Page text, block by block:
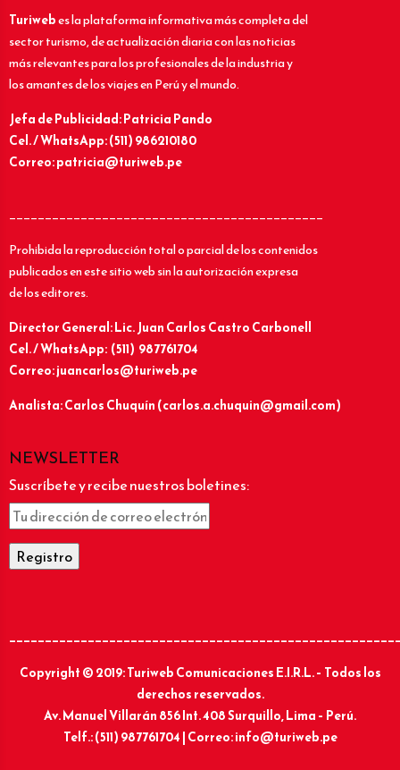
Turiwebes la plataforma informativa más completa del
sector turismo, de actualización diaria con las noticias
más relevantes para los profesionales de la industria y
los amantes de los viajes en Perú y el mundo.
Jefa de Publicidad: Patricia Pando
Cel. / WhatsApp: (511) 986210180
Correo: patricia@turiweb.pe
____________________________________________
Prohibida la reproducción total o parcial de los contenidos
publicados en este sitio web sin la autorización expresa
de los editores.
Director General: Lic.Juan Carlos Castro Carbonell
Cel. / WhatsApp: (511) 987761704
Correo: juancarlos@turiweb.pe
Analista: Carlos Chuquín (carlos.a.chuquin@gmail.com)
NEWSLETTER
Suscríbete y recibe nuestros boletines:
Copyright © 2019: Turiweb Comunicaciones E.I.R.L. – Todos los
derechos reservados.
Av. Manuel Villarán 856 Int. 408 Surquillo, Lima – Perú.
Telf.: (511) 987761704 | Correo: info@turiweb.pe